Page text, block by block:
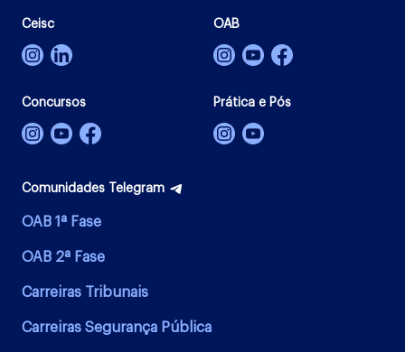
Ceisc OAB
Concursos Prática e Pós
Comunidades Telegram
OAB 1ª Fase
OAB 2ª Fase
Carreiras Tribunais
Carreiras Segurança Pública